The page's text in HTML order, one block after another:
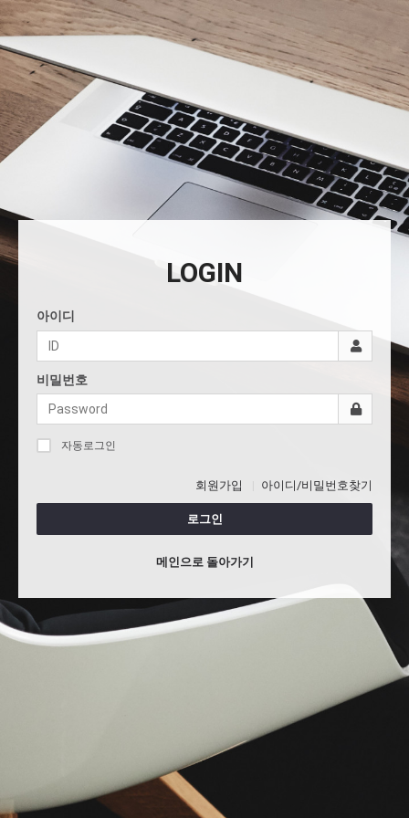
LOGIN
아이디
비밀번호
자동로그인
회원가입 아이디/비밀번호찾기
로그인
메인으로 돌아가기